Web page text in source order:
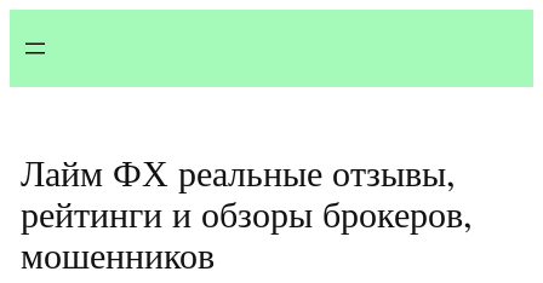
ke
Лайм ФХ реальные отзывы,
рейтинги и обзоры брокеров,
мошенников